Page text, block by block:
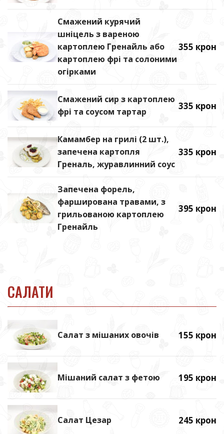
Смажений курячий
шніцель з вареною
картоплею Гренайль або
картоплею фрі та солоними
огірками
355 крон
Смажений сир з картоплею
фрі та соусом тартар
335 крон
Камамбер на грилі (2 шт.),
запечена картопля
Греналь, журавлинний соус
335 крон
Запечена форель,
фарширована травами, з
грильованою картоплею
Гренайль
395 крон
САЛАТИ
Салат з мішаних овочів 155 крон
Мішаний салат з фетою 195 крон
Салат Цезар 245 крон